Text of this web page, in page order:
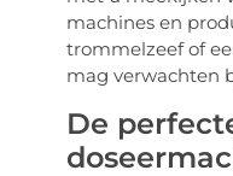
machines en
trommelzeef of
mag verwachten
De